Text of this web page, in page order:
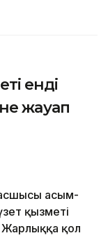
енді
жауап
Қасым-
қызметі
Жарлыққа қол